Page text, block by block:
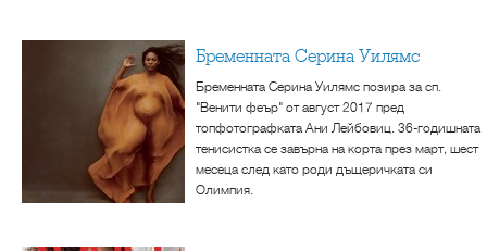
Бременната Серина Уилямс
Бременната Серина Уилямс позира за сп.
"Венити феър" от август 2017 пред
топфотографката Ани Лейбовиц. 36-годишната
тенисистка се завърна на корта през март, шест
месеца след като роди дъщеричката си
Олимпия.